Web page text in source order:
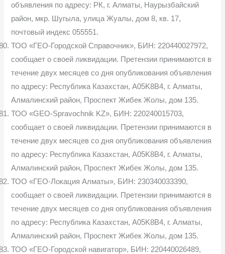
объявления по адресу: РК, г. Алматы, Наурызбайский
район, мкр. Шугыла, улица Жуалы, дом 8, кв. 17,
почтовый индекс 055551.
ТОО «ГЕО-Городской Справочник», БИН: 220440027972,
сообщает о своей ликвидации. Претензии принимаются в
течение двух месяцев со дня опубликования объявления
по адресу: Республика Казахстан, A05K8B4, г. Алматы,
Алмалинский район, Проспект Жибек Жолы, дом 135.
ТОО «GEO-Spravochnik KZ», БИН: 220240015703,
сообщает о своей ликвидации. Претензии принимаются в
течение двух месяцев со дня опубликования объявления
по адресу: Республика Казахстан, A05K8B4, г. Алматы,
Алмалинский район, Проспект Жибек Жолы, дом 135.
ТОО «ГЕО-Локация Алматы», БИН: 230340033390,
сообщает о своей ликвидации. Претензии принимаются в
течение двух месяцев со дня опубликования объявления
по адресу: Республика Казахстан, A05K8B4, г. Алматы,
Алмалинский район, Проспект Жибек Жолы, дом 135.
ТОО «ГЕО-Городской навигатор», БИН: 220440026489,